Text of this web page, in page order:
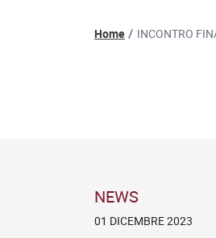
Percorso
Home INCONTRO
NEWS
01 DICEMBRE 2023